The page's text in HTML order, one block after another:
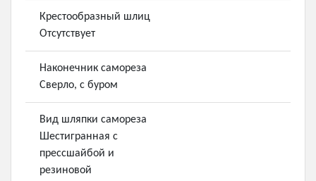
Крестообразный шлиц
Отсутствует
Наконечник самореза
Сверло, с буром
Вид шляпки самореза
Шестигранная с
прессшайбой и
резиновой